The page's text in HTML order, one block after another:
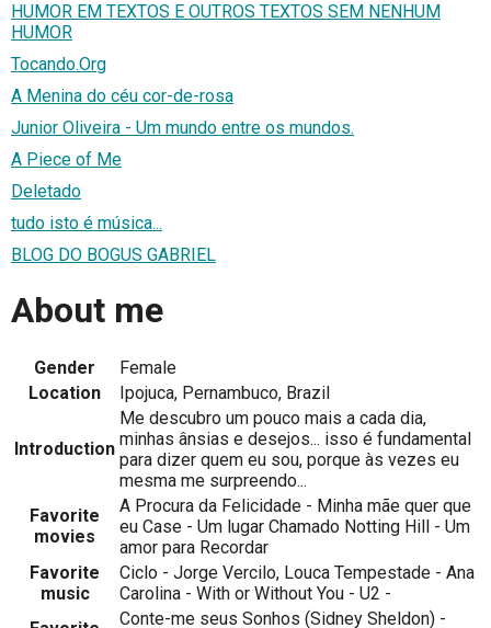
HUMOR EM TEXTOS E OUTROS TEXTOS SEM NENHUM
HUMOR
Tocando.Org
A Menina do céu cor-de-rosa
Junior Oliveira - Um mundo entre os mundos.
A Piece of Me
Deletado
tudo isto é música...
BLOG DO BOGUS GABRIEL
About me
Gender
Female
Location
Ipojuca, Pernambuco, Brazil
Introduction
Me descubro um pouco mais a cada dia,
minhas ânsias e desejos... isso é fundamental
para dizer quem eu sou, porque às vezes eu
mesma me surpreendo...
Favorite
movies
A Procura da Felicidade - Minha mãe quer que
eu Case - Um lugar Chamado Notting Hill - Um
amor para Recordar
Favorite
music
Ciclo - Jorge Vercilo, Louca Tempestade - Ana
Carolina - With or Without You - U2 -
Conte-me seus Sonhos (Sidney Sheldon) -